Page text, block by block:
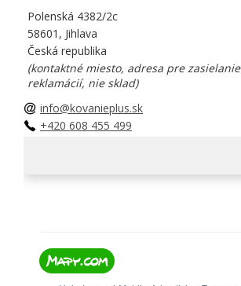
Polenská 4382/2c
58601, Jihlava
Česká republika
(kontaktné miesto, adresa pre zasielanie
reklamácií, nie sklad)
info@kovanieplus.sk
+420 608 455 499